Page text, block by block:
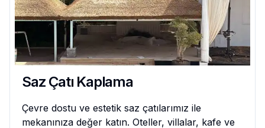
Saz Çatı Kaplama
Çevre dostu ve estetik saz çatılarımız ile
mekanınıza değer katın. Oteller, villalar, kafe ve